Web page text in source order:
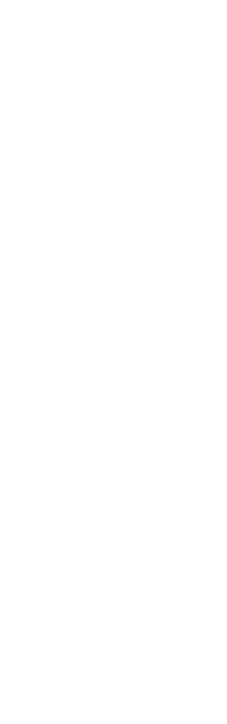
Omnis ergo qui
hominibus,
qui autem
negabo et ego
Nolite arbitrari
terram; non veni
Veni enim
suum et filiam
Qui amat patrem
non est me
et, qui non
Qui invenerit